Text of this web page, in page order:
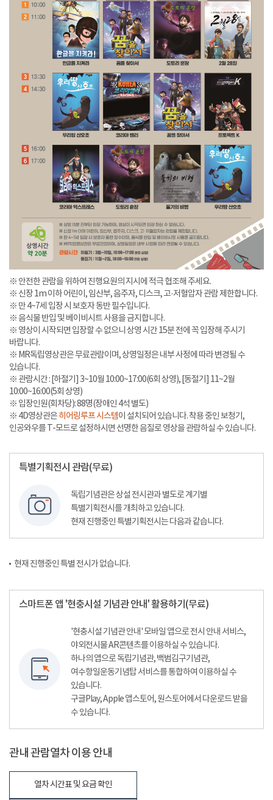
※ 안전한 관람을 위하여 진행요원의 지시에 적극 협조해 주세요.
※ 신장 1m 이하 어린이, 임산부, 음주자, 디스크, 고·저혈압자 관람 제한합니다.
※ 만 4~7세 입장 시 보호자 동반 필수입니다.
※ 음식물 반입 및 베이비시트 사용을 금지합니다.
※ 영상이 시작되면 입장할 수 없으니 상영 시간 15분 전에 꼭 입장해 주시기
바랍니다.
※ MR독립영상관은 무료관람이며, 상영일정은 내부 사정에 따라 변경될 수
있습니다.
※ 관람시간 : [하절기] 3~10월 10:00~17:00(6회 상영), [동절기] 11~2월
10:00~16:00(5회 상영)
※ 입장인원(회차당): 88명(장애인 4석 별도)
※ 4D영상관은히어링루프 시스템이 설치되어 있습니다. 착용 중인 보청기,
인공와우를 T-모드로 설정하시면 선명한 음질로 영상을 관람하실 수 있습니다.
특별기획전시 관람(무료)
독립기념관은 상설 전시관과 별도로 계기별
특별기획전시를 개최하고 있습니다.
현재 진행중인 특별기획전시는 다음과 같습니다.
현재 진행중인 특별 전시가 없습니다.
스마트폰 앱 '현충시설 기념관 안내' 활용하기(무료)
'현충시설 기념관 안내' 모바일 앱으로 전시 안내 서비스,
야외전시물 AR콘텐츠를 이용하실 수 있습니다.
하나의 앱으로 독립기념관, 백범김구기념관,
여수항일운동기념탑 서비스를 통합하여 이용하실 수
있습니다.
구글Play, Apple 앱스토어, 원스토어에서 다운로드 받을
수 있습니다.
관내 관람열차 이용 안내
열차 시간표 및 요금 확인